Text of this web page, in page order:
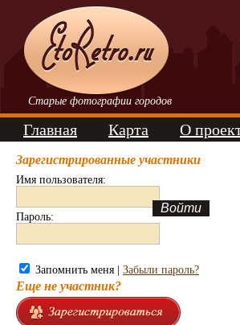
Старые фотографии городов
Главная Карта О
Зарегистрированные участники
Имя пользователя:
Пароль:
Запомнить меня | Забыли пароль?
Еще не участник?